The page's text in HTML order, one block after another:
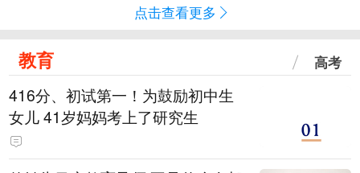
点击查看更多
教育 高考
416分、初试第一！为鼓励初中生
女儿 41岁妈妈考上了研究生